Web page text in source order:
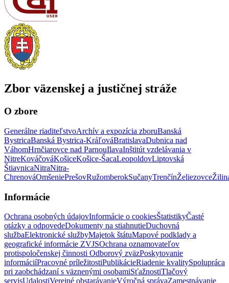
Zbor väzenskej a justičnej stráže
O zbore
Generálne riaditeľstvoArchív a expozícia zboruBanská
BystricaBanská Bystrica-KráľováBratislavaDubnica nad
VáhomHrnčiarovce nad ParnouIlavaInštitút vzdelávania v
NitreKováčováKošiceKošice-ŠacaLeopoldovLiptovská
ŠtiavnicaNitraNitra-
ChrenováOmšeniePrešovRužomberokSučanyTrenčínŽeliezovce
Informácie
Ochrana osobných údajovInformácie o cookiesŠtatistikyČasté
otázky a odpovedeDokumenty na stiahnutieDuchovná
službaElektronické službyMajetok štátuMapové podklady a
geografické informácie ZVJSOchrana oznamovateľov
protispoločenskej činnosti Odborový zväzPoskytovanie
informáciíPracovné príležitostiPublikácieRiadenie kvalitySpolupráca
pri zaobchádzaní s väznenými osobamiSťažnostiTlačový
servisUdalostiVerejné obstarávanieVýročná správaZamestnávanie